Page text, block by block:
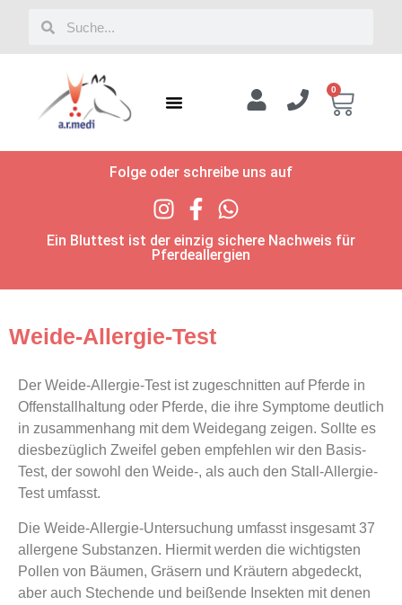
0
Folge oder schreibe uns auf
Ein Bluttest ist der einzig sichere Nachweis für
Pferdeallergien
Weide-Allergie-Test
Der Weide-Allergie-Test ist zugeschnitten auf Pferde in
Offenstallhaltung oder Pferde, die ihre Symptome deutlich
in zusammenhang mit dem Weidegang zeigen. Sollte es
diesbezüglich Zweifel geben empfehlen wir den Basis-
Test, der sowohl den Weide-, als auch den Stall-Allergie-
Test umfasst.
Die Weide-Allergie-Untersuchung umfasst insgesamt 37
allergene Substanzen. Hiermit werden die wichtigsten
Pollen von Bäumen, Gräsern und Kräutern abgedeckt,
aber auch Stechende und beißende Insekten mit denen